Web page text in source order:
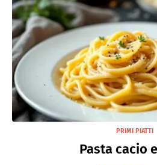
PRIMI PIATTI
Pasta cacio